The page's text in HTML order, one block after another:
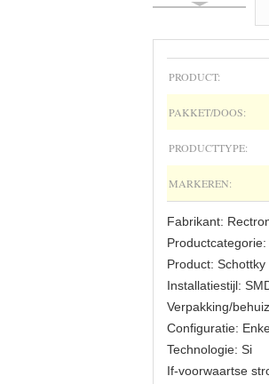
PRODUCT:
PAKKET/DOOS:
PRODUCTTYPE:
MARKEREN:
Fabrikant:
Product: Schottky
Installatiestijl:
Verpakking/
Configuratie:
Technologie: Si
If-voorwaartse